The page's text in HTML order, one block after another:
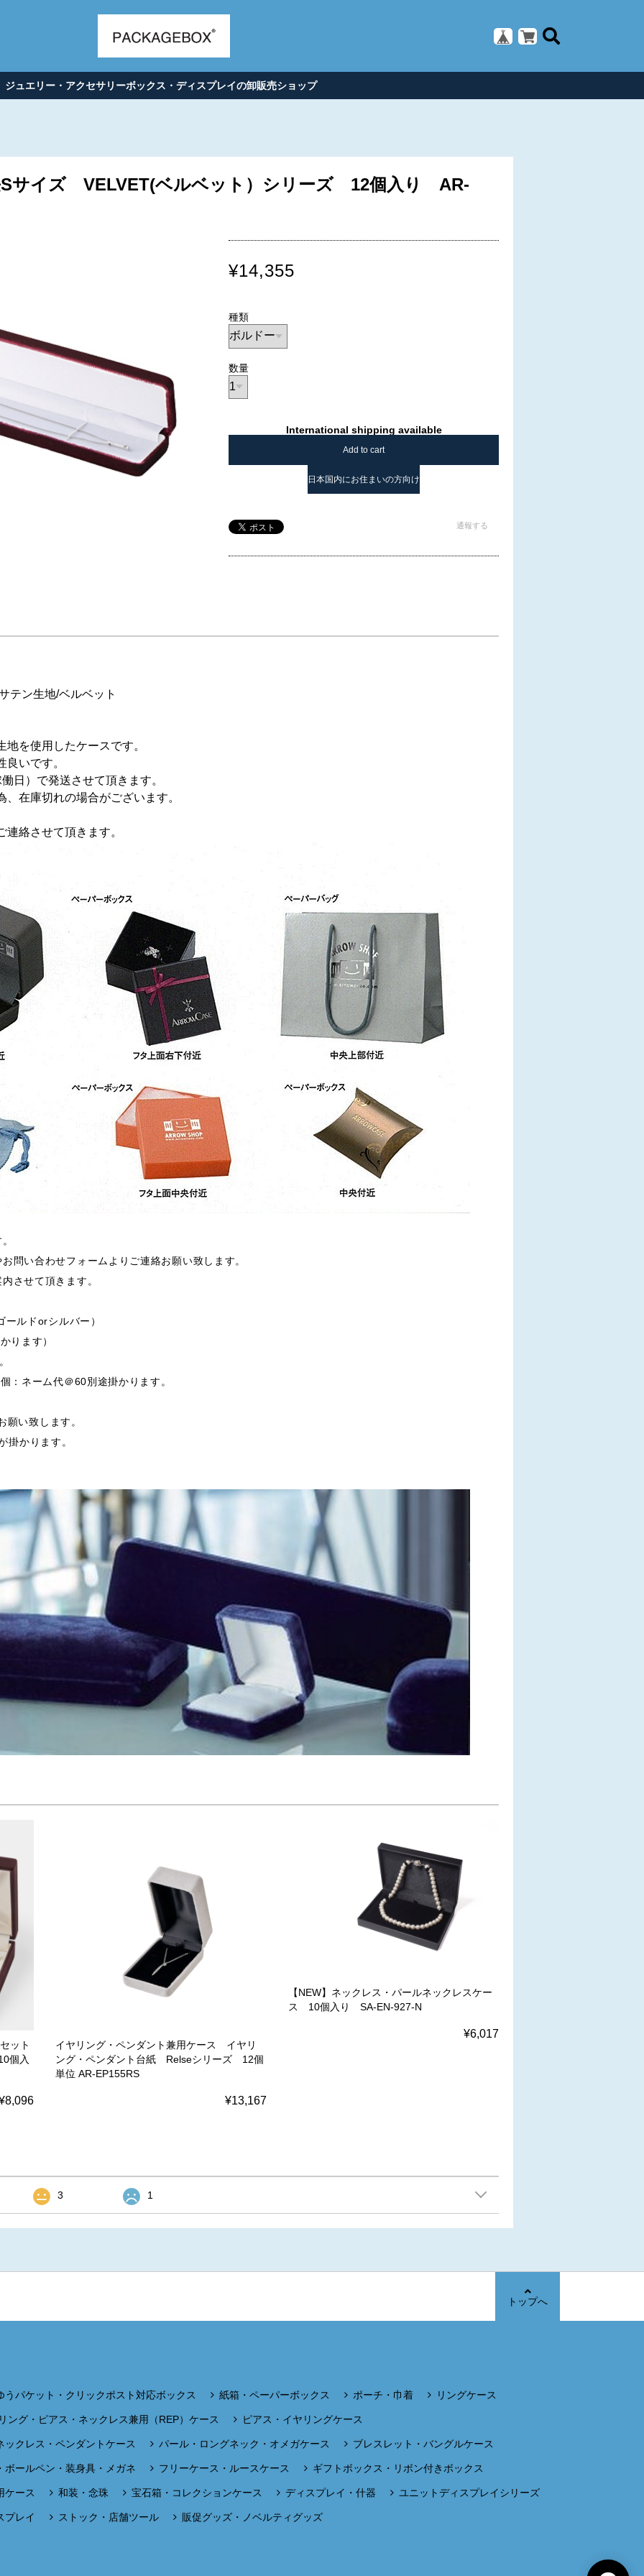
ジュエリー・アクセサリーボックス・ディスプレイの卸販売ショップ
Sサイズ VELVET(ベルベット）シリーズ 12個入り AR-
¥14,355
種類
数量
International shipping available
Add to cart
日本国内にお住まいの方向け
通報する
テン生地/ベルベット
を使用したケースです。
いです。
日）で発送させて頂きます。
在庫切れの場合がございます。
絡させて頂きます。
問い合わせフォームよりご連絡お願い致します。
させて頂きます。
ルドorシルバー）
ります）
：ネーム代＠60別途掛かります。
い致します。
掛かります。
ット
個入
イヤリング・ペンダント兼用ケース イヤリ
ング・ペンダント台紙 Relseシリーズ 12個
単位 AR-EP155RS
¥13,167
【NEW】ネックレス・パールネックレスケー
ス 10個入り SA-EN-927-N
¥6,017
3 1
トップへ
うパケット・クリックポスト対応ボックス 紙箱・ペーパーボックス ポーチ・巾着 リングケース
ング・ピアス・ネックレス兼用（REP）ケース ピアス・イヤリングケース
ックレス・ペンダントケース パール・ロングネック・オメガケース ブレスレット・バングルケース
ールペン・装身具・メガネ フリーケース・ルースケース ギフトボックス・リボン付きボックス
ケース 和装・念珠 宝石箱・コレクションケース ディスプレイ・什器 ユニットディスプレイシリーズ
プレイ ストック・店舗ツール 販促グッズ・ノベルティグッズ